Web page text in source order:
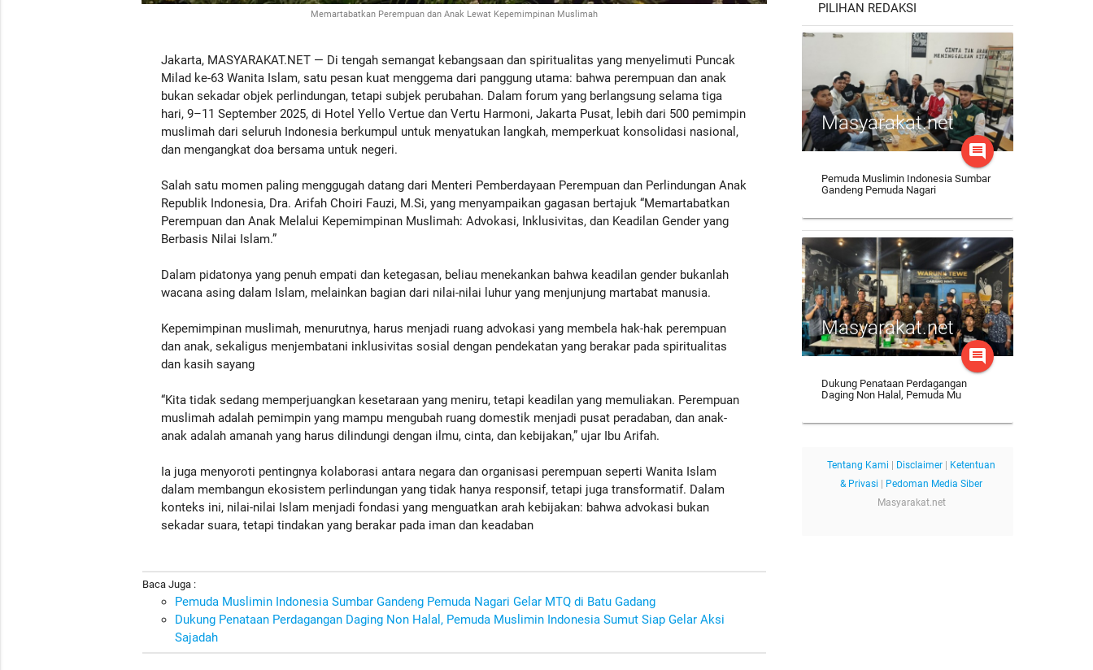
Memartabatkan Perempuan dan Anak Lewat Kepemimpinan Muslimah
Jakarta, MASYARAKAT.NET — Di tengah semangat kebangsaan dan spiritualitas yang menyelimuti Puncak
Milad ke-63 Wanita Islam, satu pesan kuat menggema dari panggung utama: bahwa perempuan dan anak
bukan sekadar objek perlindungan, tetapi subjek perubahan. Dalam forum yang berlangsung selama tiga
hari, 9–11 September 2025, di Hotel Yello Vertue dan Vertu Harmoni, Jakarta Pusat, lebih dari 500 pemimpin
muslimah dari seluruh Indonesia berkumpul untuk menyatukan langkah, memperkuat konsolidasi nasional,
dan mengangkat doa bersama untuk negeri.
Salah satu momen paling menggugah datang dari Menteri Pemberdayaan Perempuan dan Perlindungan Anak
Republik Indonesia, Dra. Arifah Choiri Fauzi, M.Si, yang menyampaikan gagasan bertajuk “Memartabatkan
Perempuan dan Anak Melalui Kepemimpinan Muslimah: Advokasi, Inklusivitas, dan Keadilan Gender yang
Berbasis Nilai Islam.”
Dalam pidatonya yang penuh empati dan ketegasan, beliau menekankan bahwa keadilan gender bukanlah
wacana asing dalam Islam, melainkan bagian dari nilai-nilai luhur yang menjunjung martabat manusia.
Kepemimpinan muslimah, menurutnya, harus menjadi ruang advokasi yang membela hak-hak perempuan
dan anak, sekaligus menjembatani inklusivitas sosial dengan pendekatan yang berakar pada spiritualitas
dan kasih sayang
“Kita tidak sedang memperjuangkan kesetaraan yang meniru, tetapi keadilan yang memuliakan. Perempuan
muslimah adalah pemimpin yang mampu mengubah ruang domestik menjadi pusat peradaban, dan anak-
anak adalah amanah yang harus dilindungi dengan ilmu, cinta, dan kebijakan,” ujar Ibu Arifah.
Ia juga menyoroti pentingnya kolaborasi antara negara dan organisasi perempuan seperti Wanita Islam
dalam membangun ekosistem perlindungan yang tidak hanya responsif, tetapi juga transformatif. Dalam
konteks ini, nilai-nilai Islam menjadi fondasi yang menguatkan arah kebijakan: bahwa advokasi bukan
sekadar suara, tetapi tindakan yang berakar pada iman dan keadaban
Baca Juga :
Pemuda Muslimin Indonesia Sumbar Gandeng Pemuda Nagari Gelar MTQ di Batu Gadang
Dukung Penataan Perdagangan Daging Non Halal, Pemuda Muslimin Indonesia Sumut Siap Gelar Aksi
Sajadah
PILIHAN REDAKSI
Masyarakat.net
comment
Pemuda Muslimin Indonesia Sumbar
Gandeng Pemuda Nagari
Masyarakat.net
comment
Dukung Penataan Perdagangan
Daging Non Halal, Pemuda Mu
Tentang Kami Disclaimer
Ketentuan
& Privasi
Pedoman Media Siber
Masyarakat.net